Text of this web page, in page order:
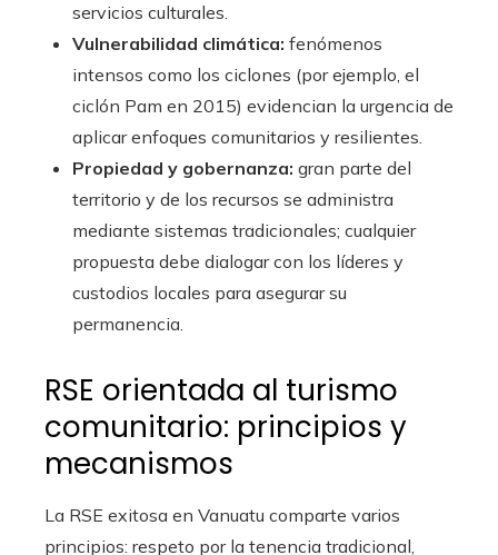
servicios culturales.
Vulnerabilidad climática: fenómenos
intensos como los ciclones (por ejemplo, el
ciclón Pam en 2015) evidencian la urgencia de
aplicar enfoques comunitarios y resilientes.
Propiedad y gobernanza: gran parte del
territorio y de los recursos se administra
mediante sistemas tradicionales; cualquier
propuesta debe dialogar con los líderes y
custodios locales para asegurar su
permanencia.
RSE orientada al turismo
comunitario: principios y
mecanismos
La RSE exitosa en Vanuatu comparte varios
principios: respeto por la tenencia tradicional,